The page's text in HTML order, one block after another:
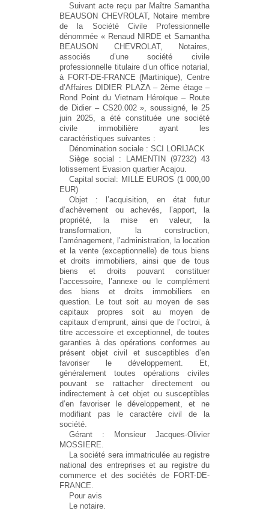
Suivant acte reçu par Maître Samantha
BEAUSON CHEVROLAT, Notaire membre
de la Société Civile Professionnelle
dénommée « Renaud NIRDE et Samantha
BEAUSON CHEVROLAT, Notaires,
associés d’une société civile
professionnelle titulaire d’un office notarial,
à FORT-DE-FRANCE (Martinique), Centre
d’Affaires DIDIER PLAZA – 2ème étage –
Rond Point du Vietnam Héroïque – Route
de Didier – CS20.002 », soussigné, le 25
juin 2025, a été constituée une société
civile immobilière ayant les
caractéristiques suivantes :
Dénomination sociale : SCI LORIJACK
Siège social : LAMENTIN (97232) 43
lotissement Evasion quartier Acajou.
Capital social: MILLE EUROS (1 000,00
EUR)
Objet : l’acquisition, en état futur
d’achèvement ou achevés, l’apport, la
propriété, la mise en valeur, la
transformation, la construction,
l’aménagement, l’administration, la location
et la vente (exceptionnelle) de tous biens
et droits immobiliers, ainsi que de tous
biens et droits pouvant constituer
l’accessoire, l’annexe ou le complément
des biens et droits immobiliers en
question. Le tout soit au moyen de ses
capitaux propres soit au moyen de
capitaux d’emprunt, ainsi que de l’octroi, à
titre accessoire et exceptionnel, de toutes
garanties à des opérations conformes au
présent objet civil et susceptibles d’en
favoriser le développement. Et,
généralement toutes opérations civiles
pouvant se rattacher directement ou
indirectement à cet objet ou susceptibles
d’en favoriser le développement, et ne
modifiant pas le caractère civil de la
société.
Gérant : Monsieur Jacques-Olivier
MOSSIERE.
La société sera immatriculée au registre
national des entreprises et au registre du
commerce et des sociétés de FORT-DE-
FRANCE.
Pour avis
Le notaire.